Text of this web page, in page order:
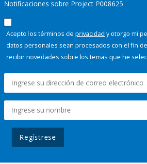
Notificaciones sobre Project P008625
Acepto los términos de privacidad y otorgo mi
datos personales sean procesados con el fin
recibir novedades sobre los temas que he
Regístrese